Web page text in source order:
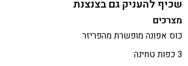
שכיף להעניק גם בצנצנת
מצרכים
כוס אפונה מופשרת מהפריזר
3 כפות טחינה